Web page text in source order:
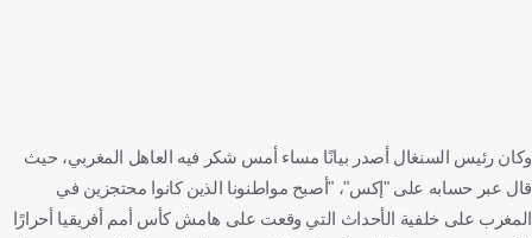
وكان رئيس السنغال أصدر بيانًا مساء أمس شكر فيه العاهل المغربي، حيث
قال عبر حسابه على "إكس"، "أصبح مواطنونا الذين كانوا محتجزين في
المغرب على خلفية الأحداث التي وقعت على هامش كأس أمم أفريقيا أحرارًا